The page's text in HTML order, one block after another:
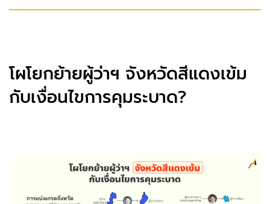
โผโยกย้ายผู้ว่าฯ จังหวัดสีแดงเข้ม
กับเงื่อนไขการคุมระบาด?